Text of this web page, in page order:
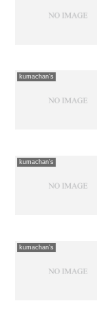
kumachan's
kumachan's
kumachan's